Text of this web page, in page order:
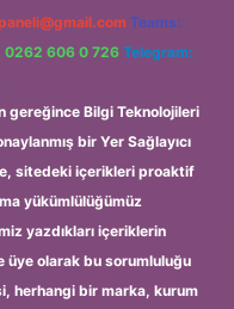
Teams:
0262 606 0 726 Telegram:
gereğince Bilgi Teknolojileri
bir Yer Sağlayıcı
sitedeki içerikleri proaktif
yükümlülüğümüz
yazdıkları içeriklerin
üye olarak bu sorumluluğu
herhangi bir marka, kurum